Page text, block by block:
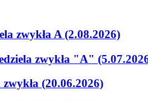
zwykła A (2.08.2026)
zwykła "A"
(20.06.2026)